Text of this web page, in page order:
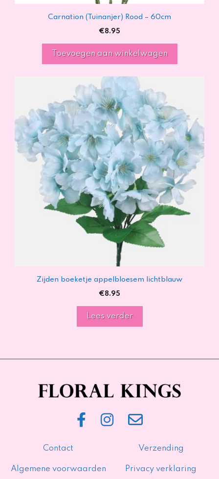
Carnation (Tuinanjer) Rood – 60cm
€8.95
Toevoegen aan winkelwagen
Zijden boeketje appelbloesem lichtblauw
€8.95
Lees verder
Contact Verzending
Algemene voorwaarden Privacy verklaring